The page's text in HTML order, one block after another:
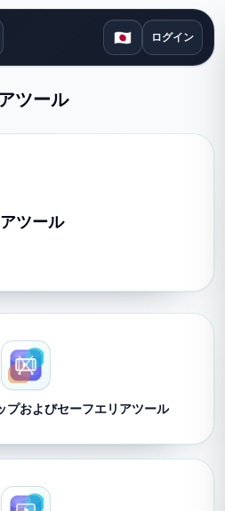
ル 🇯🇵 ログイン
ツール
ツール
プおよびセーフエリアツール